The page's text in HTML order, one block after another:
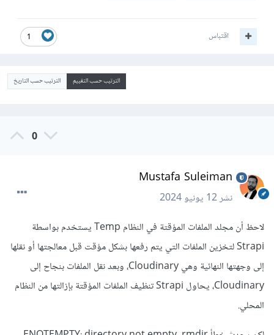
1 اقتباس
الترتيب حسب التقييم الترتيب حسب التاريخ
0
Mustafa Suleiman
نشر12 يونيو 2024
لاحظ أن مجلد الملفات المؤقتة في النظام Temp يستخدم بواسطة
Strapi لتخزين الملفات التي يتم رفعها بشكل مؤقت قبل معالجتها أو نقلها
إلى وجهتها النهائية وهي Cloudinary، وبعد نقل الملفات بنجاح إلى
Cloudinary، يحاول Strapi تنظيف الملفات المؤقتة بإزالتها من النظام
المحلي.